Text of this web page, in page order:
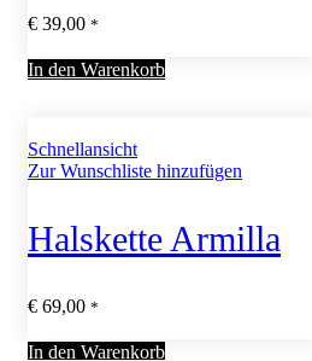
€ 39,00 *
In den Warenkorb
Schnellansicht
Zur Wunschliste hinzufügen
Halskette Armilla
€ 69,00 *
In den Warenkorb